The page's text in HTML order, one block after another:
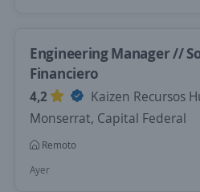
Engineering Manager //
Financiero
4,2
Kaizen Recursos
Monserrat, Capital Federal
Remoto
Ayer